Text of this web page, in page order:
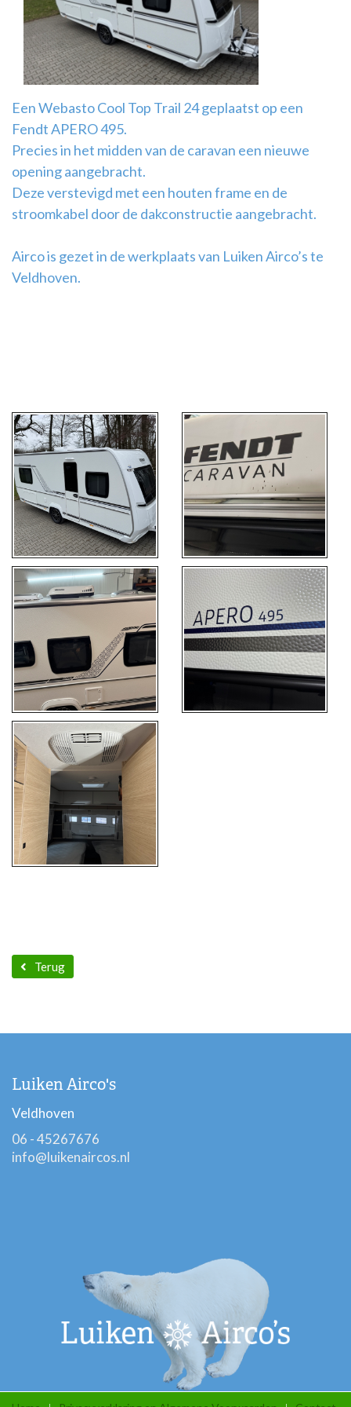
Airco
montage
Een Webasto Cool Top Trail 24 geplaatst op een
Fendt APERO 495.
Precies in het midden van de caravan een nieuwe
opening aangebracht.
Deze verstevigd met een houten frame en de
stroomkabel door de dakconstructie aangebracht.
Airco is gezet in de werkplaats van Luiken Airco’s te
Veldhoven.
Terug
Luiken Airco's
Veldhoven
06 - 45267676
info@luikenaircos.nl